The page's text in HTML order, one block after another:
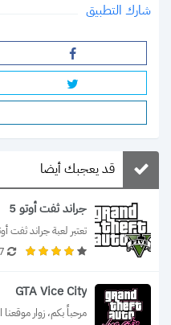
شارك التطبيق
قد يعجبك أيضا
جراند ثفت أوتو 5
تعتبر لعبة جراند ثفت أوتو 5
GTA Vice City
مرحباً بكم، زوار